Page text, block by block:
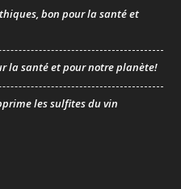
bon pour la santé et
la santé et pour notre planète!
les sulfites du vin